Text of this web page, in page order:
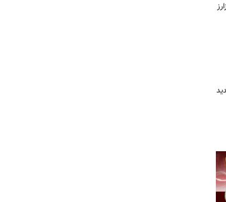
معاملات ۶ رمزارز